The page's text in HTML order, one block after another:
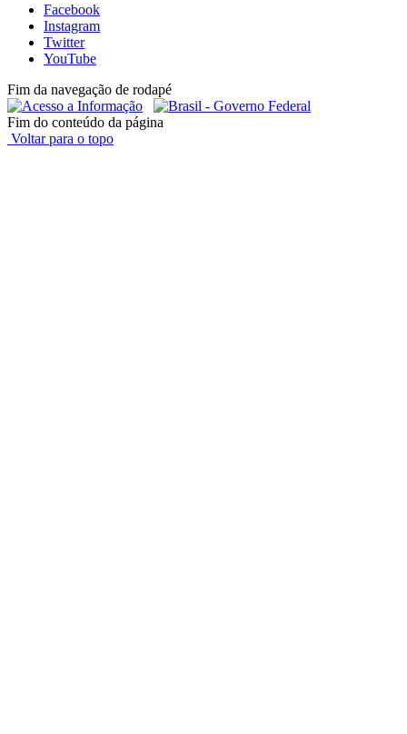
Facebook
Instagram
Twitter
YouTube
Fim da navegação de rodapé
Fim do conteúdo da página
Voltar para o topo